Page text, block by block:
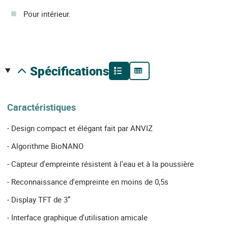
Pour intérieur.
spécifications
Caractéristiques
- Design compact et élégant fait par ANVIZ
- Algorithme BioNANO
- Capteur d'empreinte résistent à l'eau et à la poussière
- Reconnaissance d'empreinte en moins de 0,5s
- Display TFT de 3”
- Interface graphique d'utilisation amicale